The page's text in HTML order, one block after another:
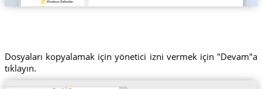
Dosyaları kopyalamak için yönetici izni vermek için "Devam"a
tıklayın.